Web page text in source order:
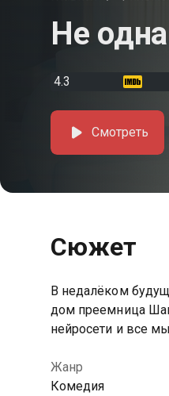
Не
4.3
Смотреть
Сюжет
В недалёком
дом преемница
нейросети и все
Жанр
Комедия